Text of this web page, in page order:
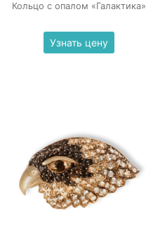
Кольцо с опалом «Галактика»
Узнать цену